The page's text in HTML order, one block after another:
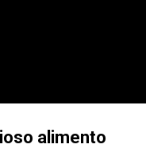
alimento